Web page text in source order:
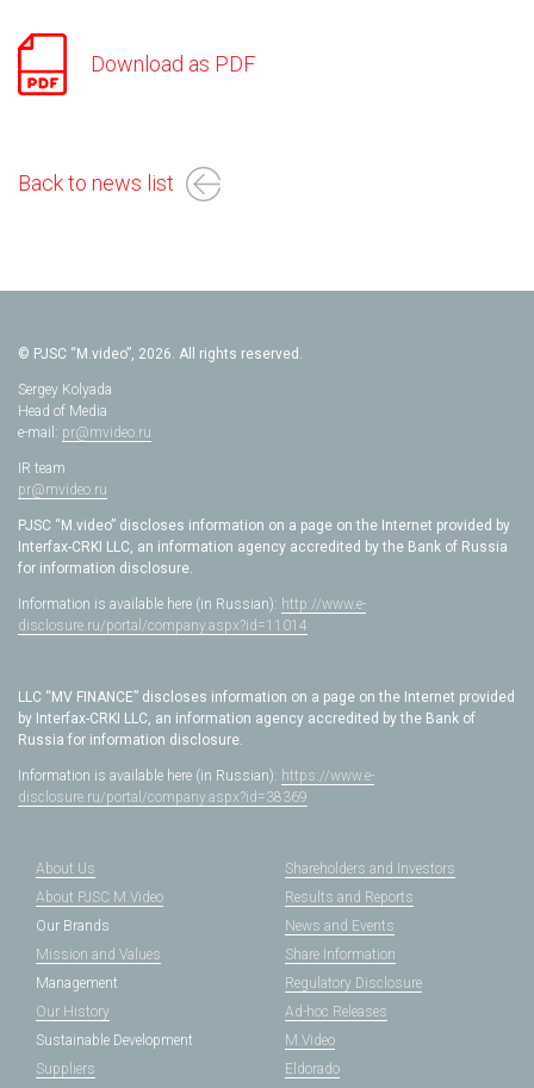
Download as PDF
Back to news list
© PJSC “M.video”, 2026. All rights reserved.
Sergey Kolyada
Head of Media
e-mail: pr@mvideo.ru
IR team
pr@mvideo.ru
PJSC “M.video” discloses information on a page on the Internet provided by
Interfax-CRKI LLC, an information agency accredited by the Bank of Russia
for information disclosure.
Information is available here (in Russian): http://www.e-
disclosure.ru/portal/company.aspx?id=11014
LLC “MV FINANCE” discloses information on a page on the Internet provided
by Interfax-CRKI LLC, an information agency accredited by the Bank of
Russia for information disclosure.
Information is available here (in Russian): https://www.e-
disclosure.ru/portal/company.aspx?id=38369
About Us
About PJSC M.Video
Our Brands
Mission and Values
Management
Our History
Shareholders and Investors
Results and Reports
News and Events
Share Information
Regulatory Disclosure
Ad-hoc Releases
Sustainable Development
Suppliers
M.Video
Eldorado